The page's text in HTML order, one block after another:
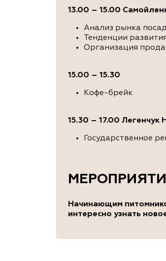
13.00 – 15.00
Анализ рынка
Тенденции
Организация
15.00 – 15.30
Кофе-брейк
15.30 – 17.00 Легенчук
Государственное
Начинающим
интересно узнать